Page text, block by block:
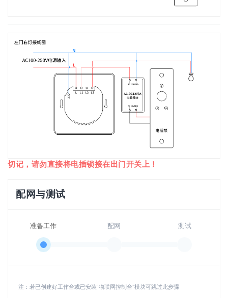
切记，请勿直接将电插锁接在出门开关上！
配网与测试
准备工作 配网 测试
注：若已创建好工作台或已安装“物联网控制台”模块可跳过此步骤